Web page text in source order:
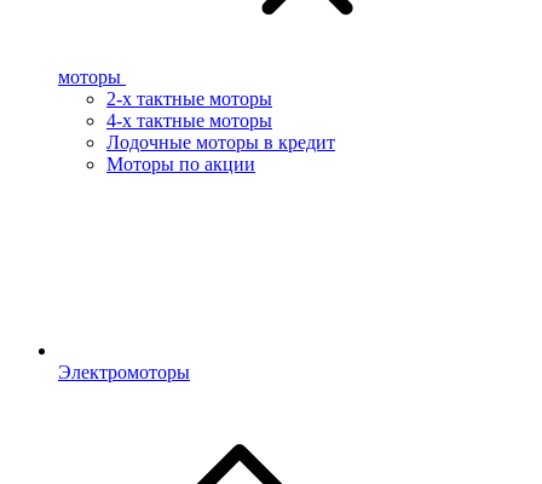
моторы
2-х тактные моторы
4-х тактные моторы
Лодочные моторы в кредит
Моторы по акции
Электромоторы